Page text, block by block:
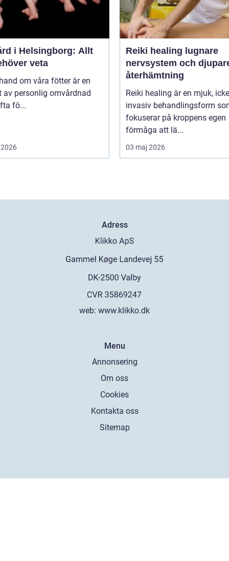
i Helsingborg: Allt
veta
om våra fötter är en
av personlig omvårdnad
fö...
Reiki healing lugnare
nervsystem och
återhämtning
Reiki healing är en mjuk,
invasiv behandlingsform
fokuserar på kroppens egen
förmåga att lä...
03 maj 2026
Adress
web: www.klikko.dk
Menu
Annonsering
Om oss
Cookies
Kontakta oss
Sitemap